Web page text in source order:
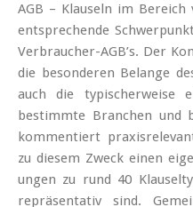
AGB – Klauseln im
entsprechende
Verbraucher-AGB’s. Der
die besonderen Belange
auch die typischerweise
bestimmte Branchen und
kommentiert
zu diesem Zweck einen
ungen zu rund 40
repräsentativ sind.